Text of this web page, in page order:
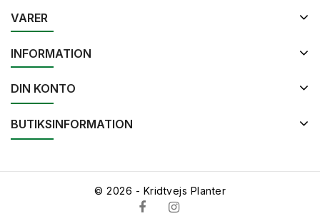
VARER
INFORMATION
DIN KONTO
BUTIKSINFORMATION
© 2026 - Kridtvejs Planter